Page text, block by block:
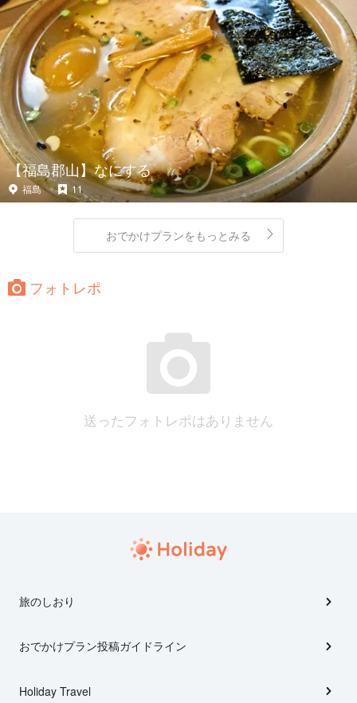
【福島郡山】なにする
福島 11
おでかけプランをもっとみる
フォトレポ
送ったフォトレポはありません
旅のしおり
おでかけプラン投稿ガイドライン
Holiday Travel